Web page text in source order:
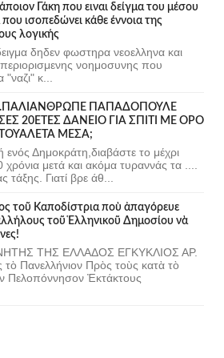
Γάκη που ειναι δείγμα του μέσου
ισοπεδώνει κάθε έννοια της
λογικής
δηδεν φωστηρα νεοελληνα και
νοημοσυνης που
"ναζι" κ...
....ΠΑΛΙΑΝΘΡΩΠΕ ΠΑΠΑΔΟΠΟΥΛΕ
20ΕΤΕΣ ΔΑΝΕΙΟ ΓΙΑ ΣΠΙΤΙ ΜΕ ΟΡΟ
ΜΕΣΑ;
ενός Δημοκράτη,διαβάστε το μέχρι
χρόνια μετά και ακόμα τυραννάς τα ....
τάξης. Γιατί βρε άθ...
τοῦ Καποδίστρια ποὺ ἀπαγόρευε
τοῦ Ἑλληνικοῦ Δημοσίου νὰ
ΤΗΣ ΕΛΛΑΔΟΣ ΕΓΚΥΚΛΙΟΣ ΑΡ.
Πανελλήνιον Πρὸς τοὺς κατὰ τὸ
Πελοπόννησον Ἐκτάκτους